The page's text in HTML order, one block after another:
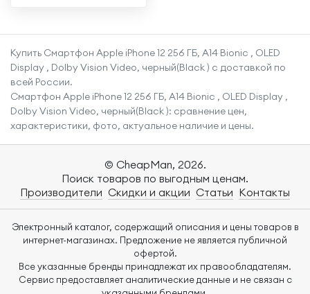
Купить Смартфон Apple iPhone 12 256 ГБ, A14 Bionic , OLED
Display , Dolby Vision Video, черный(Black ) с доставкой по
всей России.
Смартфон Apple iPhone 12 256 ГБ, A14 Bionic , OLED Display ,
Dolby Vision Video, черный(Black ): сравнение цен,
характеристики, фото, актуальное наличие и цены.
© CheapMan, 2026.
Поиск товаров по выгодным ценам.
Производители Скидки и акции Статьи Контакты
Электронный каталог, содержащий описания и цены товаров в
интернет-магазинах. Предложение не является публичной
офертой.
Все указанные бренды принадлежат их правообладателям.
Сервис предоставляет аналитические данные и не связан с